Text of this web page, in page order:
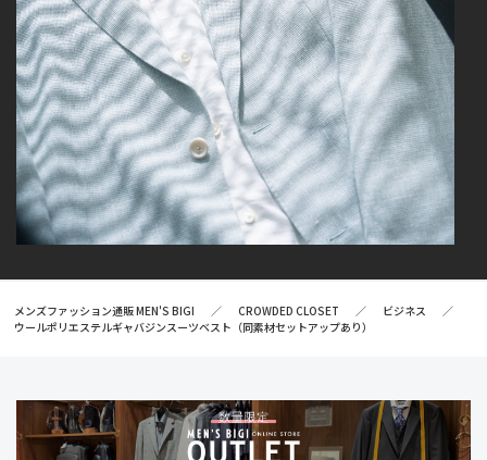
メンズファッション通販 MEN'S BIGI CROWDED CLOSET
ビジネス
ウールポリエステルギャバジンスーツベスト（同素材セットアップあり）